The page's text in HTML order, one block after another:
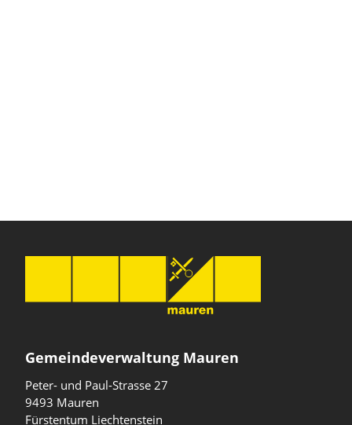
Gemeindeverwaltung Mauren
Peter- und Paul-Strasse 27
9493 Mauren
Fürstentum Liechtenstein